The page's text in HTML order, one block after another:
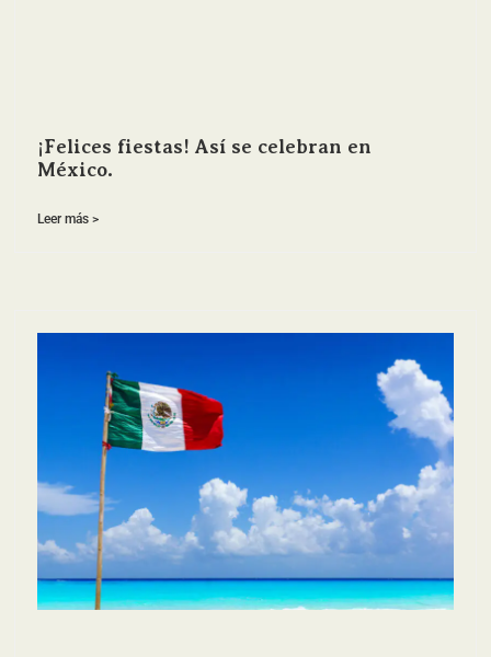
¡Felices fiestas! Así se celebran en
México.
Leer más >